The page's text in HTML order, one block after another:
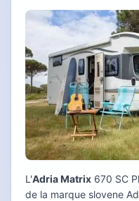
L'Adria Matrix 670 SC
de la marque slovene